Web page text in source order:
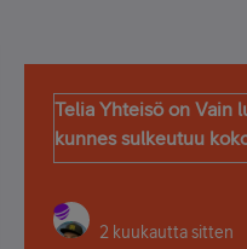
Telia Yhteisö on Vain
kunnes sulkeutuu
2 kuukautta sitten